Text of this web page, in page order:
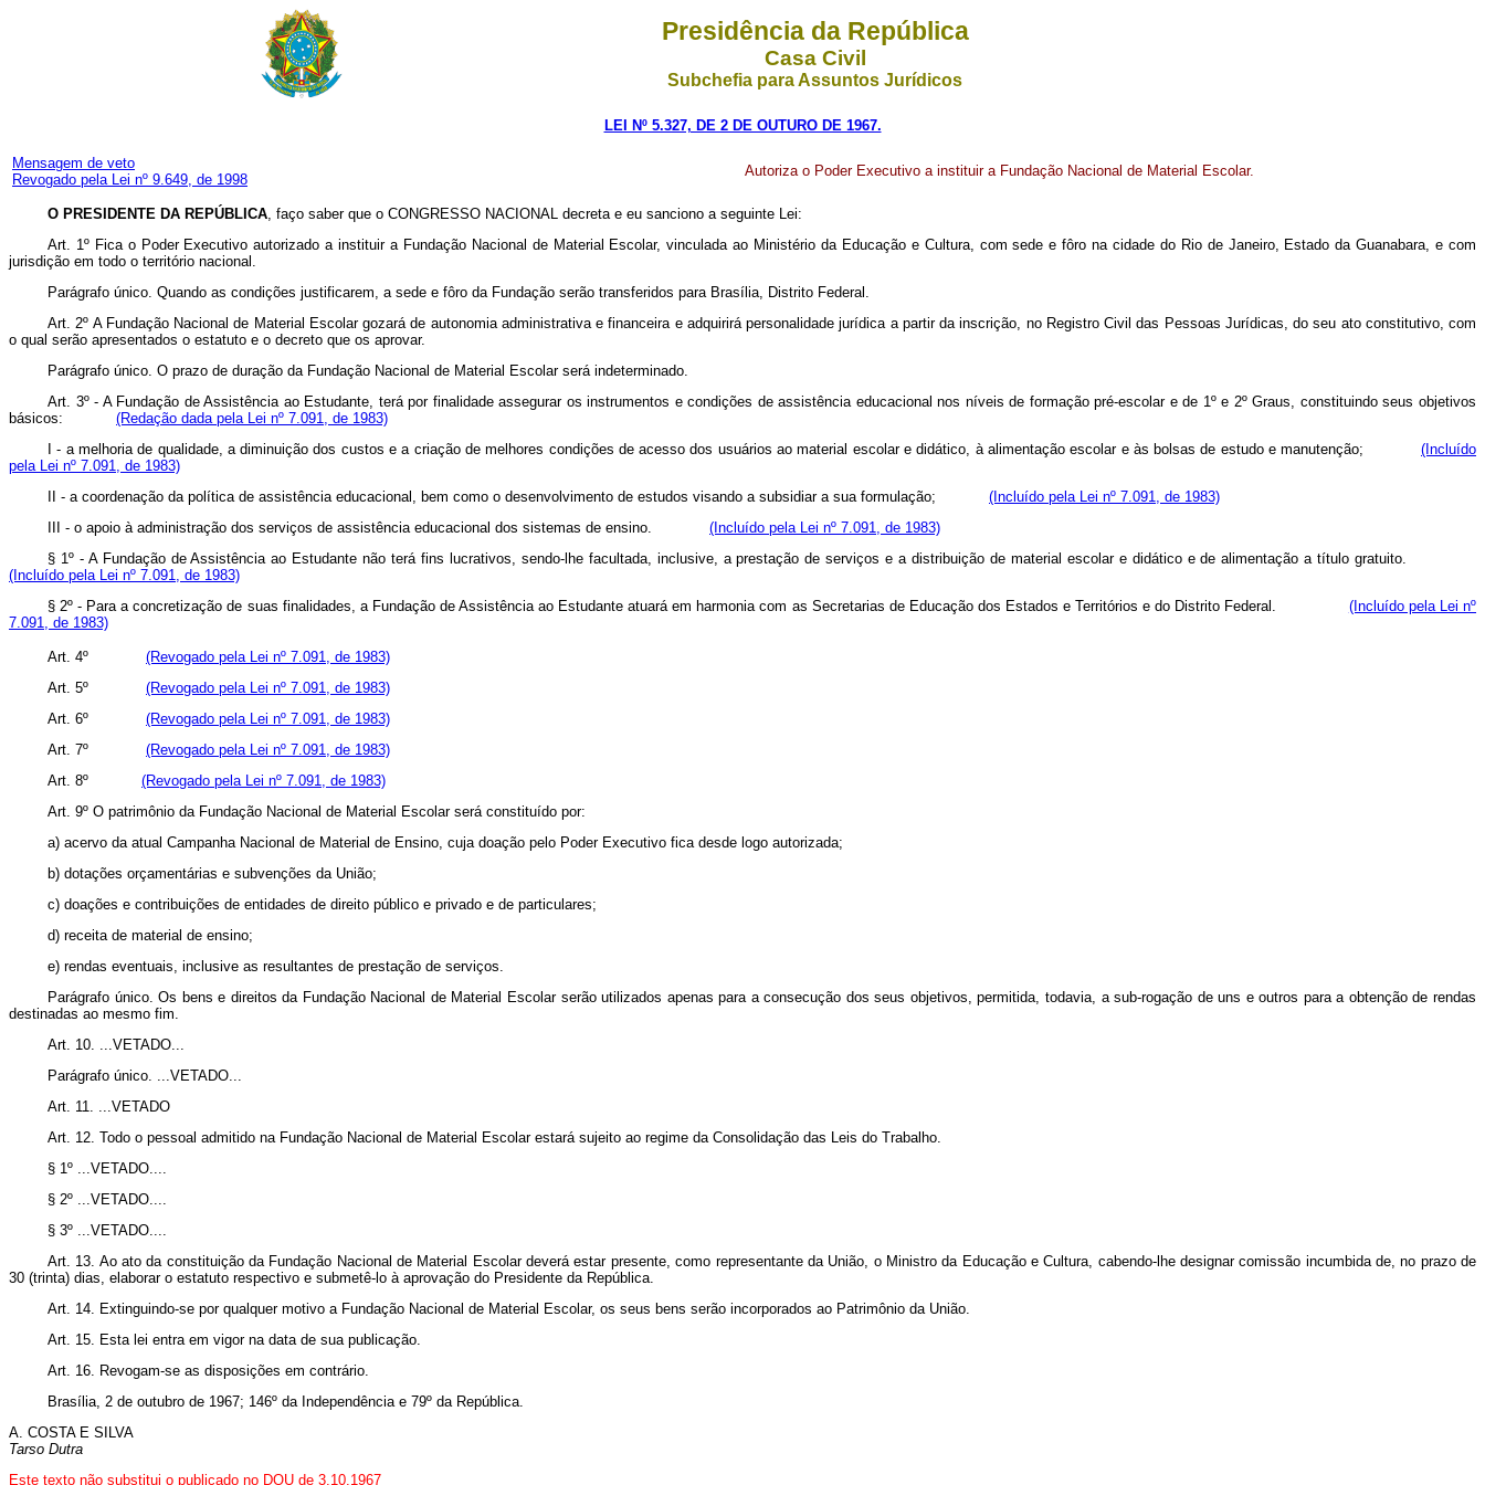
Presidência da República
Casa Civil
Subchefia para Assuntos Jurídicos
LEI Nº 5.327, DE 2 DE OUTURO DE 1967.
Mensagem de veto
Revogado pela Lei nº 9.649, de 1998
Autoriza o Poder Executivo a instituir a Fundação Nacional de Material Escolar.
O PRESIDENTE DA REPÚBLICA, faço saber que o CONGRESSO NACIONAL decreta e eu sanciono a seguinte Lei:
Art. 1º Fica o Poder Executivo autorizado a instituir a Fundação Nacional de Material Escolar, vinculada ao Ministério da Educação e Cultura, com sede e fôro na cidade do Rio de Janeiro, Estado da Guanabara, e com
jurisdição em todo o território nacional.
Parágrafo único. Quando as condições justificarem, a sede e fôro da Fundação serão transferidos para Brasília, Distrito Federal.
Art. 2º A Fundação Nacional de Material Escolar gozará de autonomia administrativa e financeira e adquirirá personalidade jurídica a partir da inscrição, no Registro Civil das Pessoas Jurídicas, do seu ato constitutivo, com
o qual serão apresentados o estatuto e o decreto que os aprovar.
Parágrafo único. O prazo de duração da Fundação Nacional de Material Escolar será indeterminado.
Art. 3º - A Fundação de Assistência ao Estudante, terá por finalidade assegurar os instrumentos e condições de assistência educacional nos níveis de formação pré-escolar e de 1º e 2º Graus, constituindo seus objetivos
básicos: (Redação dada pela Lei nº 7.091, de 1983)
I - a melhoria de qualidade, a diminuição dos custos e a criação de melhores condições de acesso dos usuários ao material escolar e didático, à alimentação escolar e às bolsas de estudo e manutenção; (Incluído
pela Lei nº 7.091, de 1983)
II - a coordenação da política de assistência educacional, bem como o desenvolvimento de estudos visando a subsidiar a sua formulação; (Incluído pela Lei nº 7.091, de 1983)
III - o apoio à administração dos serviços de assistência educacional dos sistemas de ensino. (Incluído pela Lei nº 7.091, de 1983)
§ 1º - A Fundação de Assistência ao Estudante não terá fins lucrativos, sendo-lhe facultada, inclusive, a prestação de serviços e a distribuição de material escolar e didático e de alimentação a título gratuito.
(Incluído pela Lei nº 7.091, de 1983)
§ 2º - Para a concretização de suas finalidades, a Fundação de Assistência ao Estudante atuará em harmonia com as Secretarias de Educação dos Estados e Territórios e do Distrito Federal. (Incluído pela Lei nº
7.091, de 1983)
Art. 4º (Revogado pela Lei nº 7.091, de 1983)
Art. 5º (Revogado pela Lei nº 7.091, de 1983)
Art. 6º (Revogado pela Lei nº 7.091, de 1983)
Art. 7º (Revogado pela Lei nº 7.091, de 1983)
Art. 8º (Revogado pela Lei nº 7.091, de 1983)
Art. 9º O patrimônio da Fundação Nacional de Material Escolar será constituído por:
a) acervo da atual Campanha Nacional de Material de Ensino, cuja doação pelo Poder Executivo fica desde logo autorizada;
b) dotações orçamentárias e subvenções da União;
c) doações e contribuições de entidades de direito público e privado e de particulares;
d) receita de material de ensino;
e) rendas eventuais, inclusive as resultantes de prestação de serviços.
Parágrafo único. Os bens e direitos da Fundação Nacional de Material Escolar serão utilizados apenas para a consecução dos seus objetivos, permitida, todavia, a sub-rogação de uns e outros para a obtenção de rendas
destinadas ao mesmo fim.
Art. 10. ...VETADO...
Parágrafo único. ...VETADO...
Art. 11. ...VETADO
Art. 12. Todo o pessoal admitido na Fundação Nacional de Material Escolar estará sujeito ao regime da Consolidação das Leis do Trabalho.
§ 1º ...VETADO....
§ 2º ...VETADO....
§ 3º ...VETADO....
Art. 13. Ao ato da constituição da Fundação Nacional de Material Escolar deverá estar presente, como representante da União, o Ministro da Educação e Cultura, cabendo-lhe designar comissão incumbida de, no prazo de
30 (trinta) dias, elaborar o estatuto respectivo e submetê-lo à aprovação do Presidente da República.
Art. 14. Extinguindo-se por qualquer motivo a Fundação Nacional de Material Escolar, os seus bens serão incorporados ao Patrimônio da União.
Art. 15. Esta lei entra em vigor na data de sua publicação.
Art. 16. Revogam-se as disposições em contrário.
Brasília, 2 de outubro de 1967; 146º da Independência e 79º da República.
A. COSTA E SILVA
Tarso Dutra
Este texto não substitui o publicado no DOU de 3.10.1967